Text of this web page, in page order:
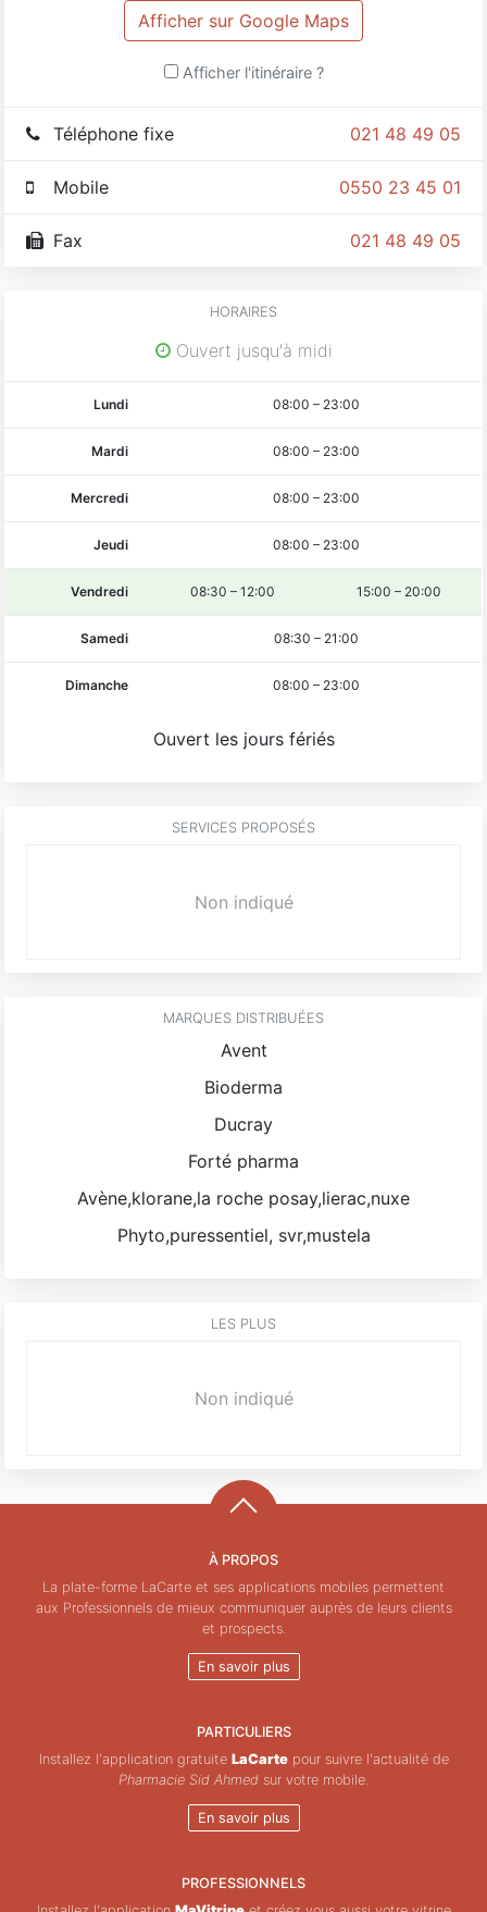
Afficher sur Google Maps
Afficher l'itinéraire ?
021 48 49 05
Téléphone fixe
0550 23 45 01
Mobile
021 48 49 05
Fax
HORAIRES
Ouvert jusqu'à midi
Lundi 08:00 – 23:00
Mardi 08:00 – 23:00
Mercredi 08:00 – 23:00
Jeudi 08:00 – 23:00
Vendredi 08:30 –12:00 15:00 – 20:00
Samedi 08:30 – 21:00
Dimanche 08:00 – 23:00
Ouvert les jours fériés
SERVICES PROPOSÉS
Non indiqué
MARQUES DISTRIBUÉES
Avent
Bioderma
Ducray
Forté pharma
Avène,klorane,la roche posay,lierac,nuxe
Phyto,puressentiel, svr,mustela
LES PLUS
Non indiqué
À PROPOS
La plate-forme LaCarte et ses applications mobiles permettent
aux Professionnels de mieux communiquer auprès de leurs clients
et prospects.
En savoir plus
PARTICULIERS
Installez l'application gratuite LaCartepour suivre l'actualité de
Pharmacie Sid Ahmed sur votre mobile.
En savoir plus
PROFESSIONNELS